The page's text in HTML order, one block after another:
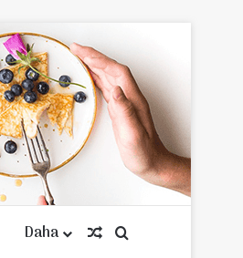
Daha Rastgele Makale